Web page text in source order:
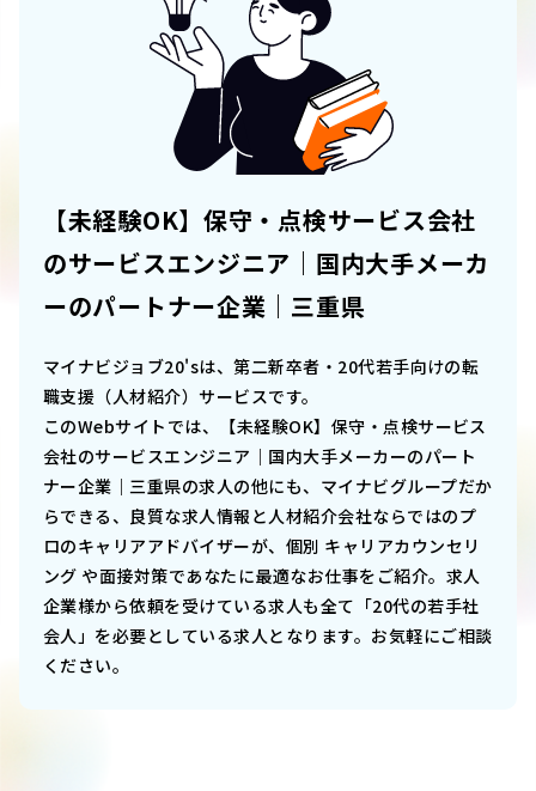
【未経験OK】保守・点検サービス会社
のサービスエンジニア｜国内大手メーカ
ーのパートナー企業｜三重県
マイナビジョブ20'sは、第二新卒者・20代若手向けの転
職支援（人材紹介）サービスです。
このWebサイトでは、
【未経験OK】保守・点検サービス
会社のサービスエンジニア｜国内大手メーカーのパート
ナー企業｜三重県の求人の他にも、マイナビグループだか
らできる、良質な求人情報と人材紹介会社ならではのプ
ロのキャリアアドバイザーが、個別 キャリアカウンセリ
ング や面接対策であなたに最適なお仕事をご紹介。求人
企業様から依頼を受けている求人も全て「20代の若手社
会人」を必要としている求人となります。お気軽にご相談
ください。